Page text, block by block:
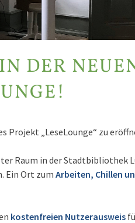
DER
Projekt „LeseLounge“ zu
Raum in der Stadtbibliothek
Ein Ort zum Arbeiten, Chillen
kostenfreien Nutzerausweis